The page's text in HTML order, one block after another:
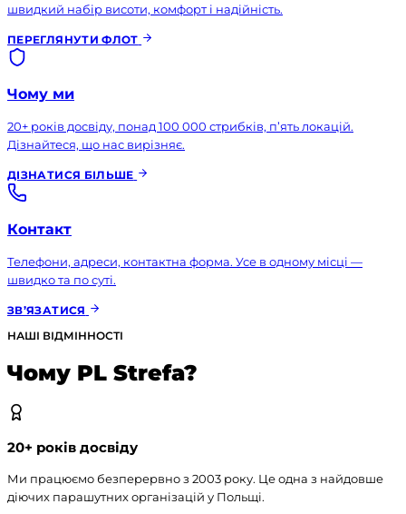
швидкий набір висоти, комфорт і надійність.
ПЕРЕГЛЯНУТИ ФЛОТ
Чому ми
20+ років досвіду, понад 100 000 стрибків, п’ять локацій.
Дізнайтеся, що нас вирізняє.
ДІЗНАТИСЯ БІЛЬШЕ
Контакт
Телефони, адреси, контактна форма. Усе в одному місці —
швидко та по суті.
ЗВ’ЯЗАТИСЯ
НАШІ ВІДМІННОСТІ
Чому PL Strefa?
20+ років досвіду
Ми працюємо безперервно з 2003 року. Це одна з найдовше
діючих парашутних організацій у Польщі.